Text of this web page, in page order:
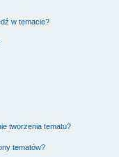
w temacie?
tworzenia tematu?
tematów?